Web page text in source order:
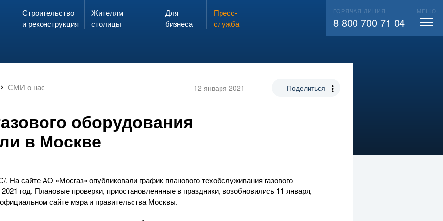
Запах газа?
ЗВОНИ 104 ВЫЗВАТЬ СЛЕСАРЯ
Строительство
и реконструкция
Жителям
столицы
Для
бизнеса
Пресс-
служба
ГОРЯЧАЯ ЛИНИЯ
8 800 700 71 04
МЕНЮ
СМИ о нас 12 января 2021 Поделиться
оборудования
в Москве
. На сайтеАО «Мосгаз» опубликовали график планового техобслуживания газового
год. Плановые проверки, приостановленнные в праздники, возобновились 11 января,
сайте мэра и правительства Москвы.